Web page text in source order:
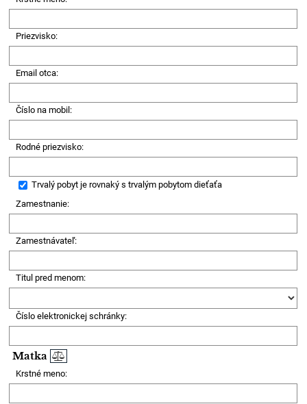
Priezvisko:
Email otca:
Číslo na mobil:
Rodné priezvisko:
Trvalý pobyt je rovnaký s trvalým pobytom dieťaťa
Zamestnanie:
Zamestnávateľ:
Titul pred menom:
Číslo elektronickej schránky:
Matka
Krstné meno: